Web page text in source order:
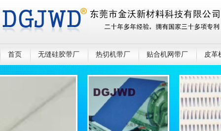
首页 无缝硅胶带厂 热切机带厂 贴合机网带厂 皮革